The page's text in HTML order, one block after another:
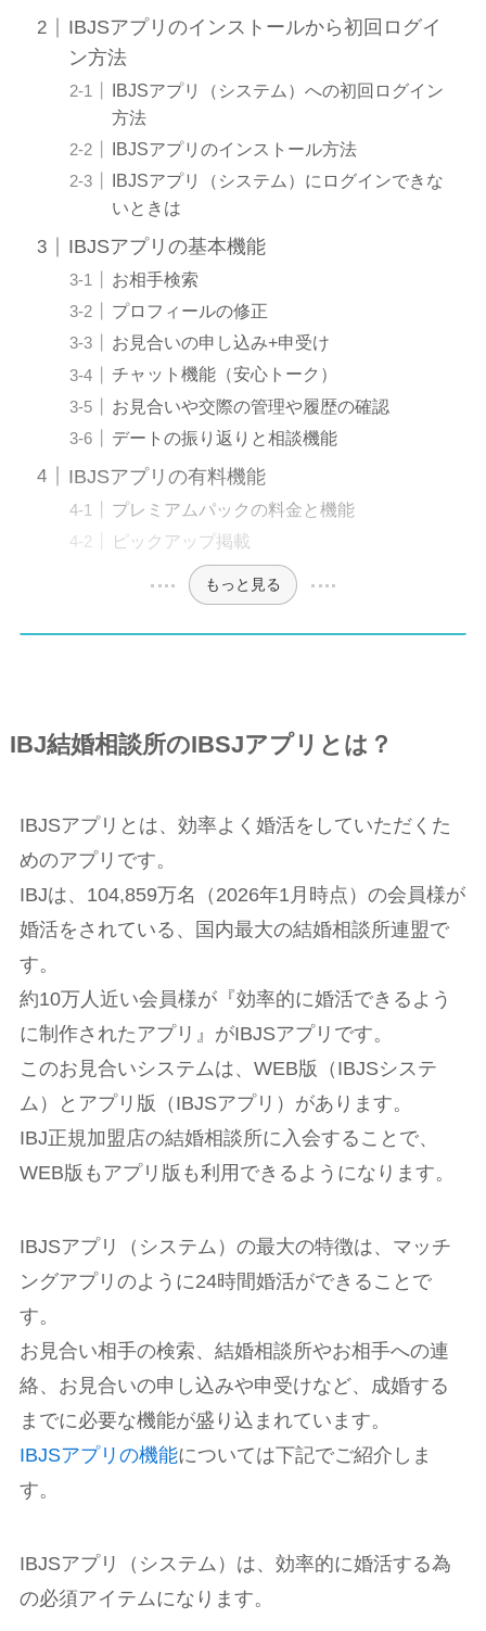
IBJSアプリのインストールから初回ログイ
ン方法
IBJSアプリ（システム）への初回ログイン
方法
IBJSアプリのインストール方法
IBJSアプリ（システム）にログインできな
いときは
IBJSアプリの基本機能
お相手検索
プロフィールの修正
お見合いの申し込み+申受け
チャット機能（安心トーク）
お見合いや交際の管理や履歴の確認
デートの振り返りと相談機能
IBJSアプリの有料機能
プレミアムパックの料金と機能
ピックアップ掲載
もっと見る
IBJ結婚相談所のIBSJアプリとは？
IBJSアプリとは、効率よく婚活をしていただくた
めのアプリです。
IBJは、104,859万名（2026年1月時点）の会員様が
婚活をされている、国内最大の結婚相談所連盟で
す。
約10万人近い会員様が『効率的に婚活できるよう
に制作されたアプリ』がIBJSアプリです。
このお見合いシステムは、WEB版（IBJSシステ
ム）とアプリ版（IBJSアプリ）があります。
IBJ正規加盟店の結婚相談所に入会することで、
WEB版もアプリ版も利用できるようになります。
IBJSアプリ（システム）の最大の特徴は、マッチ
ングアプリのように24時間婚活ができることで
す。
お見合い相手の検索、結婚相談所やお相手への連
絡、お見合いの申し込みや申受けなど、成婚する
までに必要な機能が盛り込まれています。
IBJSアプリの機能については下記でご紹介しま
す。
IBJSアプリ（システム）は、効率的に婚活する為
の必須アイテムになります。